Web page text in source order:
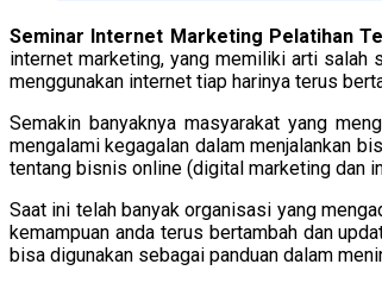
Seminar Internet Marketing Pelatihan
internet marketing, yang memiliki arti salah
menggunakan internet tiap harinya terus
Semakin banyaknya masyarakat yang
mengalami kegagalan dalam menjalankan
tentang bisnis online (digital marketing dan
Saat ini telah banyak organisasi yang
kemampuan anda terus bertambah dan
bisa digunakan sebagai panduan dalam